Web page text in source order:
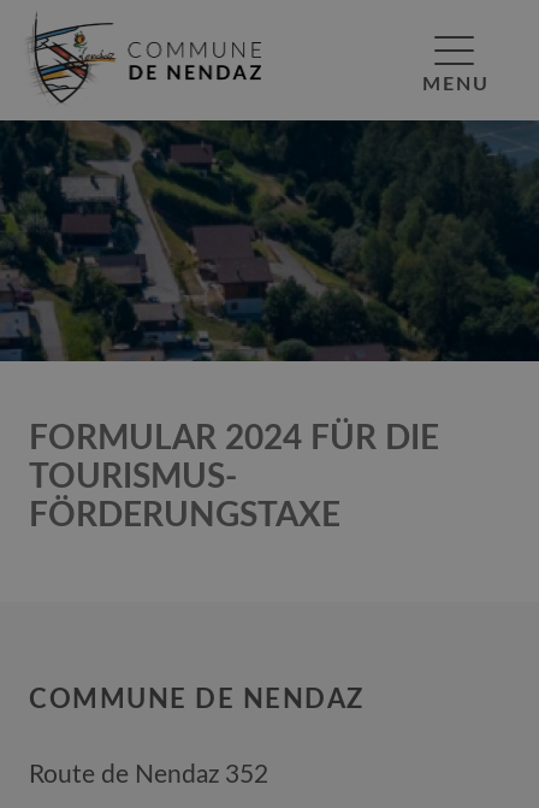
MENU
FORMULAR 2024 FÜR DIE
TOURISMUS-
FÖRDERUNGSTAXE
COMMUNE DE NENDAZ
Route de Nendaz 352